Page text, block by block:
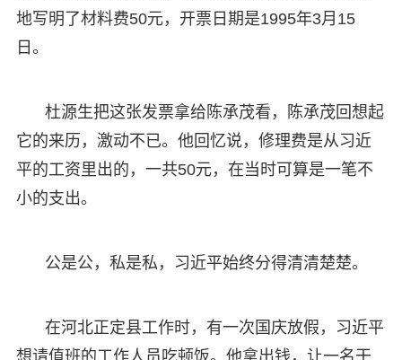
地写明了材料费50元，开票日期是1995年3月15
日。
杜源生把这张发票拿给陈承茂看，陈承茂回想起
它的来历，激动不已。他回忆说，修理费是从习近
平的工资里出的，一共50元，在当时可算是一笔不
小的支出。
公是公，私是私，习近平始终分得清清楚楚。
在河北正定县工作时，有一次国庆放假，习近平
想请值班的工作人员吃顿饭。他拿出钱，让一名干